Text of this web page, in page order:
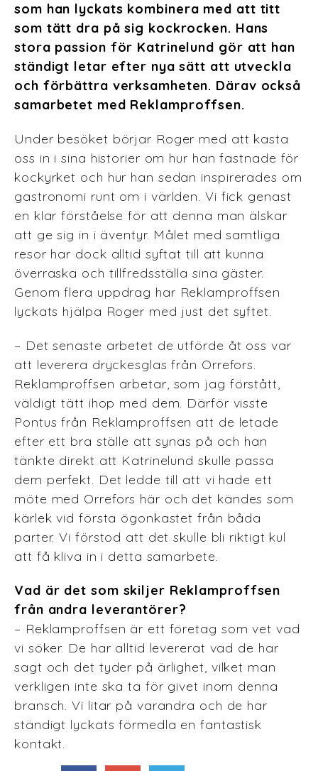
som han lyckats kombinera med att titt
som tätt dra på sig kockrocken. Hans
stora passion för Katrinelund gör att han
ständigt letar efter nya sätt att utveckla
och förbättra verksamheten. Därav också
samarbetet med Reklamproffsen.
Under besöket börjar Roger med att kasta
oss in i sina historier om hur han fastnade för
kockyrket och hur han sedan inspirerades om
gastronomi runt om i världen. Vi fick genast
en klar förståelse för att denna man älskar
att ge sig in i äventyr. Målet med samtliga
resor har dock alltid syftat till att kunna
överraska och tillfredsställa sina gäster.
Genom flera uppdrag har Reklamproffsen
lyckats hjälpa Roger med just det syftet.
– Det senaste arbetet de utförde åt oss var
att leverera dryckesglas från Orrefors.
Reklamproffsen arbetar, som jag förstått,
väldigt tätt ihop med dem. Därför visste
Pontus från Reklamproffsen att de letade
efter ett bra ställe att synas på och han
tänkte direkt att Katrinelund skulle passa
dem perfekt. Det ledde till att vi hade ett
möte med Orrefors här och det kändes som
kärlek vid första ögonkastet från båda
parter. Vi förstod att det skulle bli riktigt kul
att få kliva in i detta samarbete.
Vad är det som skiljer Reklamproffsen
från andra leverantörer?
– Reklamproffsen är ett företag som vet vad
vi söker. De har alltid levererat vad de har
sagt och det tyder på ärlighet, vilket man
verkligen inte ska ta för givet inom denna
bransch. Vi litar på varandra och de har
ständigt lyckats förmedla en fantastisk
kontakt.